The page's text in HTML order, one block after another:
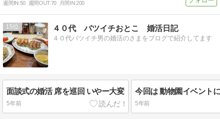
週間IN:50 週間OUT:70 月間IN:200
15 ４０代 バツイチおとこ 婚活日記
４０代バツイチ男の婚活のさまをブログで紹介してます
面談式の婚活 席を巡回 いやー大変
5年前 5年前